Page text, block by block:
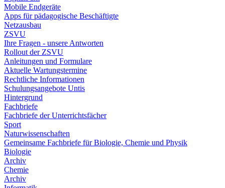
Mobile Endgeräte
Apps für pädagogische Beschäftigte
Netzausbau
ZSVU
Ihre Fragen - unsere Antworten
Rollout der ZSVU
Anleitungen und Formulare
Aktuelle Wartungstermine
Rechtliche Informationen
Schulungsangebote Untis
Hintergrund
Fachbriefe
Fachbriefe der Unterrichtsfächer
Sport
Naturwissenschaften
Gemeinsame Fachbriefe für Biologie, Chemie und Physik
Biologie
Archiv
Chemie
Archiv